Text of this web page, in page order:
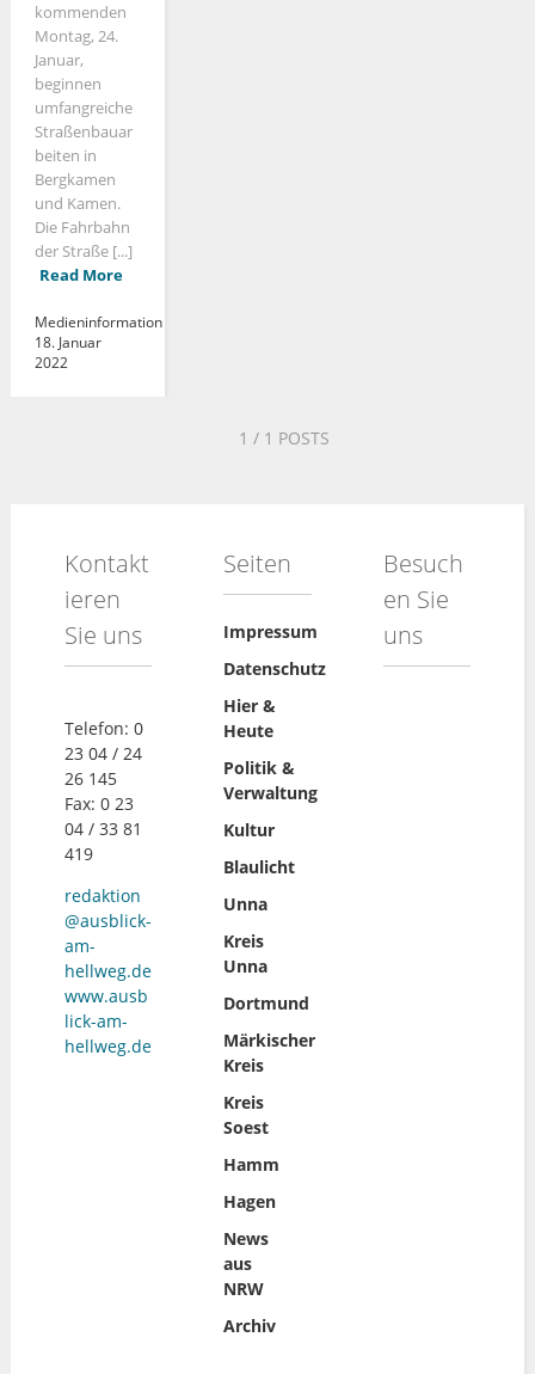
kommenden
Montag, 24.
Januar,
beginnen
umfangreiche
Straßenbauar
beiten in
Bergkamen
und Kamen.
Die Fahrbahn
der Straße [...]
Read More
Medieninformation
18. Januar
2022
1 / 1 POSTS
Kontakt
ieren
Sie uns
Telefon: 0
23 04 / 24
26 145
Fax: 0 23
04 / 33 81
419
redaktion
@ausblick-
am-
hellweg.de
www.ausb
lick-am-
hellweg.de
Seiten
Impressum
Datenschutz
Hier &
Heute
Politik &
Verwaltung
Kultur
Blaulicht
Unna
Kreis
Unna
Dortmund
Märkischer
Kreis
Kreis
Soest
Hamm
Hagen
News
aus
NRW
Archiv
Besuch
en Sie
uns